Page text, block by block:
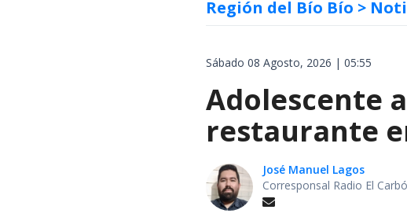
Región del Bío Bío >
Sábado 08 Agosto, 2026 | 05:55
Adolescente
restaurante
José Manuel Lagos
Corresponsal Radio El